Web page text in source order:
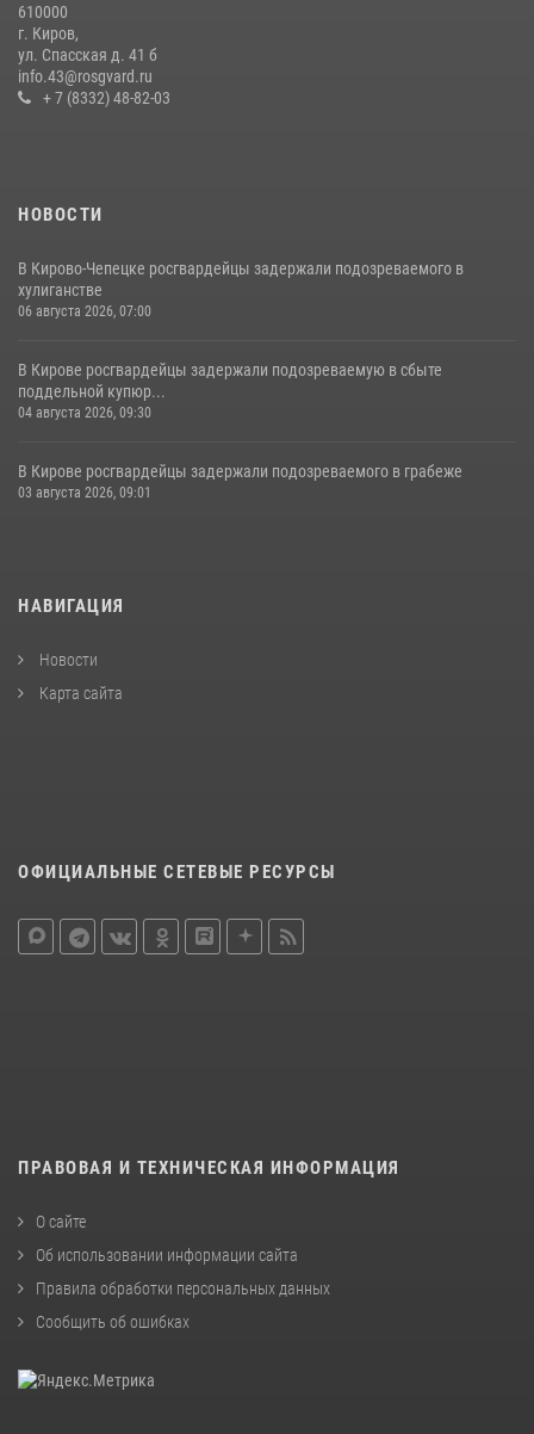
В Кирове и Кирово-Чепецке росгвардейцы задержали
подозреваемых в хулиганстве
19 июля 2026, 07:00
610000
г. Киров,
ул. Спасская д. 41 б
info.43@rosgvard.ru
+ 7 (8332) 48-82-03
НОВОСТИ
В Кирово-Чепецке росгвардейцы задержали подозреваемого в
хулиганстве
06 августа 2026, 07:00
В Кирове росгвардейцы задержали подозреваемую в сбыте
поддельной купюр...
04 августа 2026, 09:30
В Кирове росгвардейцы задержали подозреваемого в грабеже
03 августа 2026, 09:01
НАВИГАЦИЯ
Новости
Карта сайта
ОФИЦИАЛЬНЫЕ СЕТЕВЫЕ РЕСУРСЫ
ПРАВОВАЯ И ТЕХНИЧЕСКАЯ ИНФОРМАЦИЯ
О сайте
Об использовании информации сайта
Правила обработки персональных данных
Сообщить об ошибках